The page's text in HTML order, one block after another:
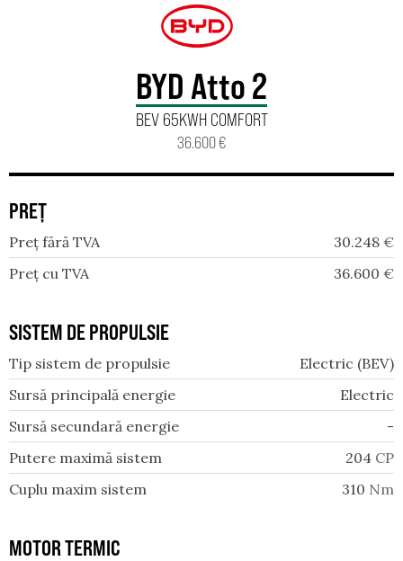
BYD Atto 2
BEV 65KWH COMFORT
36.600 €
PREȚ
Preț fără TVA 30.248 €
Preț cu TVA
36.600 €
SISTEM DE PROPULSIE
Tip sistem de propulsie
Electric (BEV)
Sursă principală energie
Electric
Sursă secundară energie
-
Putere maximă sistem
204 CP
Cuplu maxim sistem
310 Nm
MOTOR TERMIC